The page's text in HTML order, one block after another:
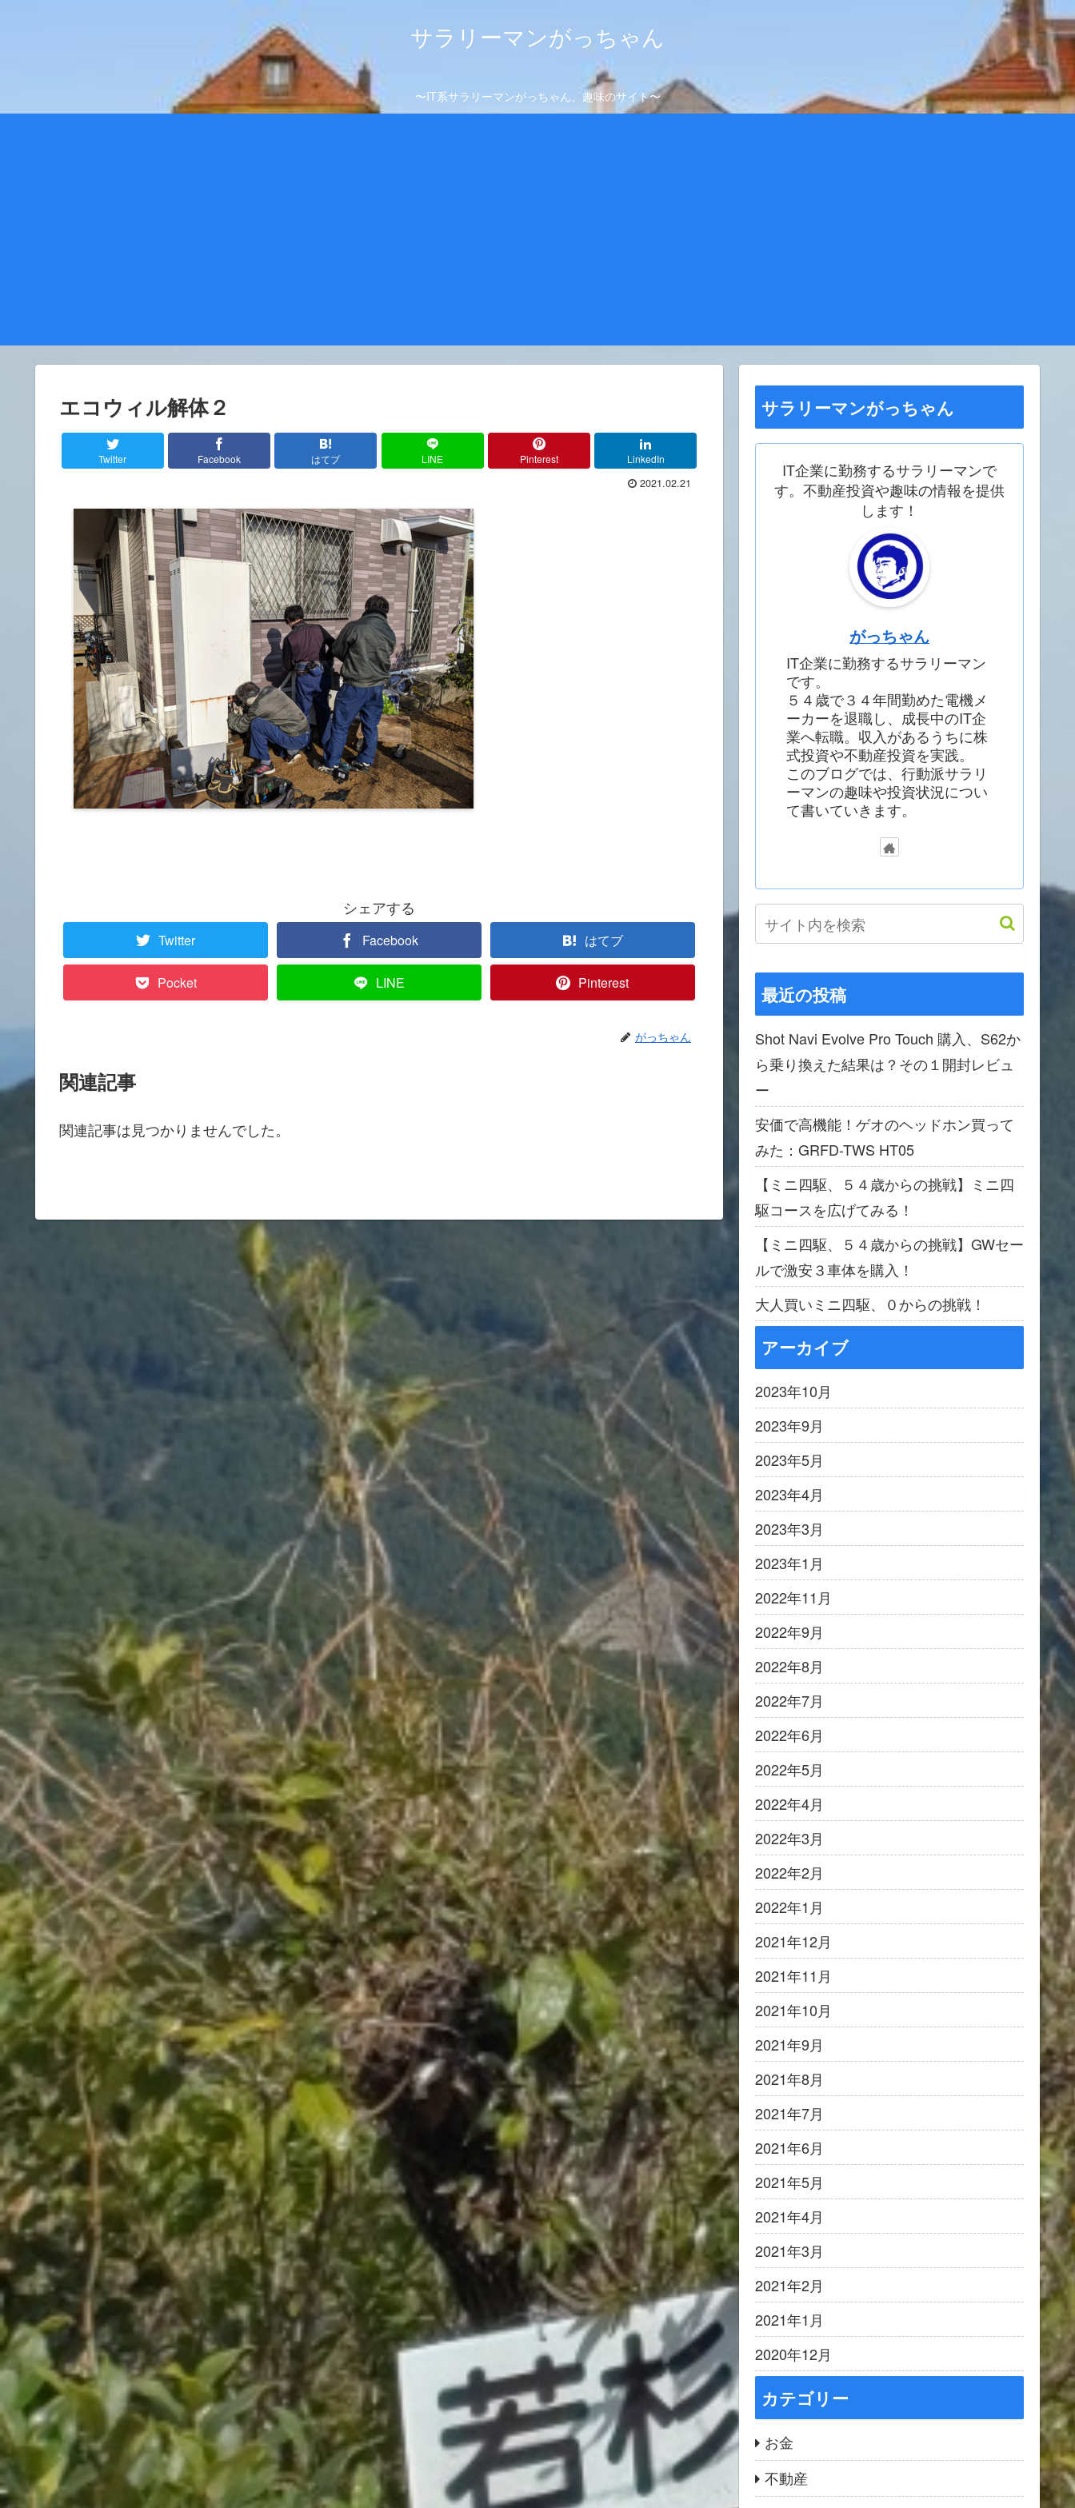
サラリーマンがっちゃん
〜IT系サラリーマンがっちゃん、趣味のサイト〜
エコウィル解体２
Twitter Facebook はてブ LINE Pinterest LinkedIn
2021.02.21
シェアする
Twitter Facebook はてブ
Pocket LINE Pinterest
がっちゃん
関連記事
関連記事は見つかりませんでした。
サラリーマンがっちゃん
IT企業に勤務するサラリーマンで
す。不動産投資や趣味の情報を提供
します！
がっちゃん
IT企業に勤務するサラリーマン
です。
５４歳で３４年間勤めた電機メ
ーカーを退職し、成長中のIT企
業へ転職。収入があるうちに株
式投資や不動産投資を実践。
このブログでは、行動派サラリ
ーマンの趣味や投資状況につい
て書いていきます。
最近の投稿
Shot Navi Evolve Pro Touch 購入、S62か
ら乗り換えた結果は？その１開封レビュ
ー
安価で高機能！ゲオのヘッドホン買って
みた：GRFD-TWS HT05
【ミニ四駆、５４歳からの挑戦】ミニ四
駆コースを広げてみる！
【ミニ四駆、５４歳からの挑戦】GWセー
ルで激安３車体を購入！
大人買いミニ四駆、０からの挑戦！
アーカイブ
2023年10月
2023年9月
2023年5月
2023年4月
2023年3月
2023年1月
2022年11月
2022年9月
2022年8月
2022年7月
2022年6月
2022年5月
2022年4月
2022年3月
2022年2月
2022年1月
2021年12月
2021年11月
2021年10月
2021年9月
2021年8月
2021年7月
2021年6月
2021年5月
2021年4月
2021年3月
2021年2月
2021年1月
2020年12月
カテゴリー
お金
不動産